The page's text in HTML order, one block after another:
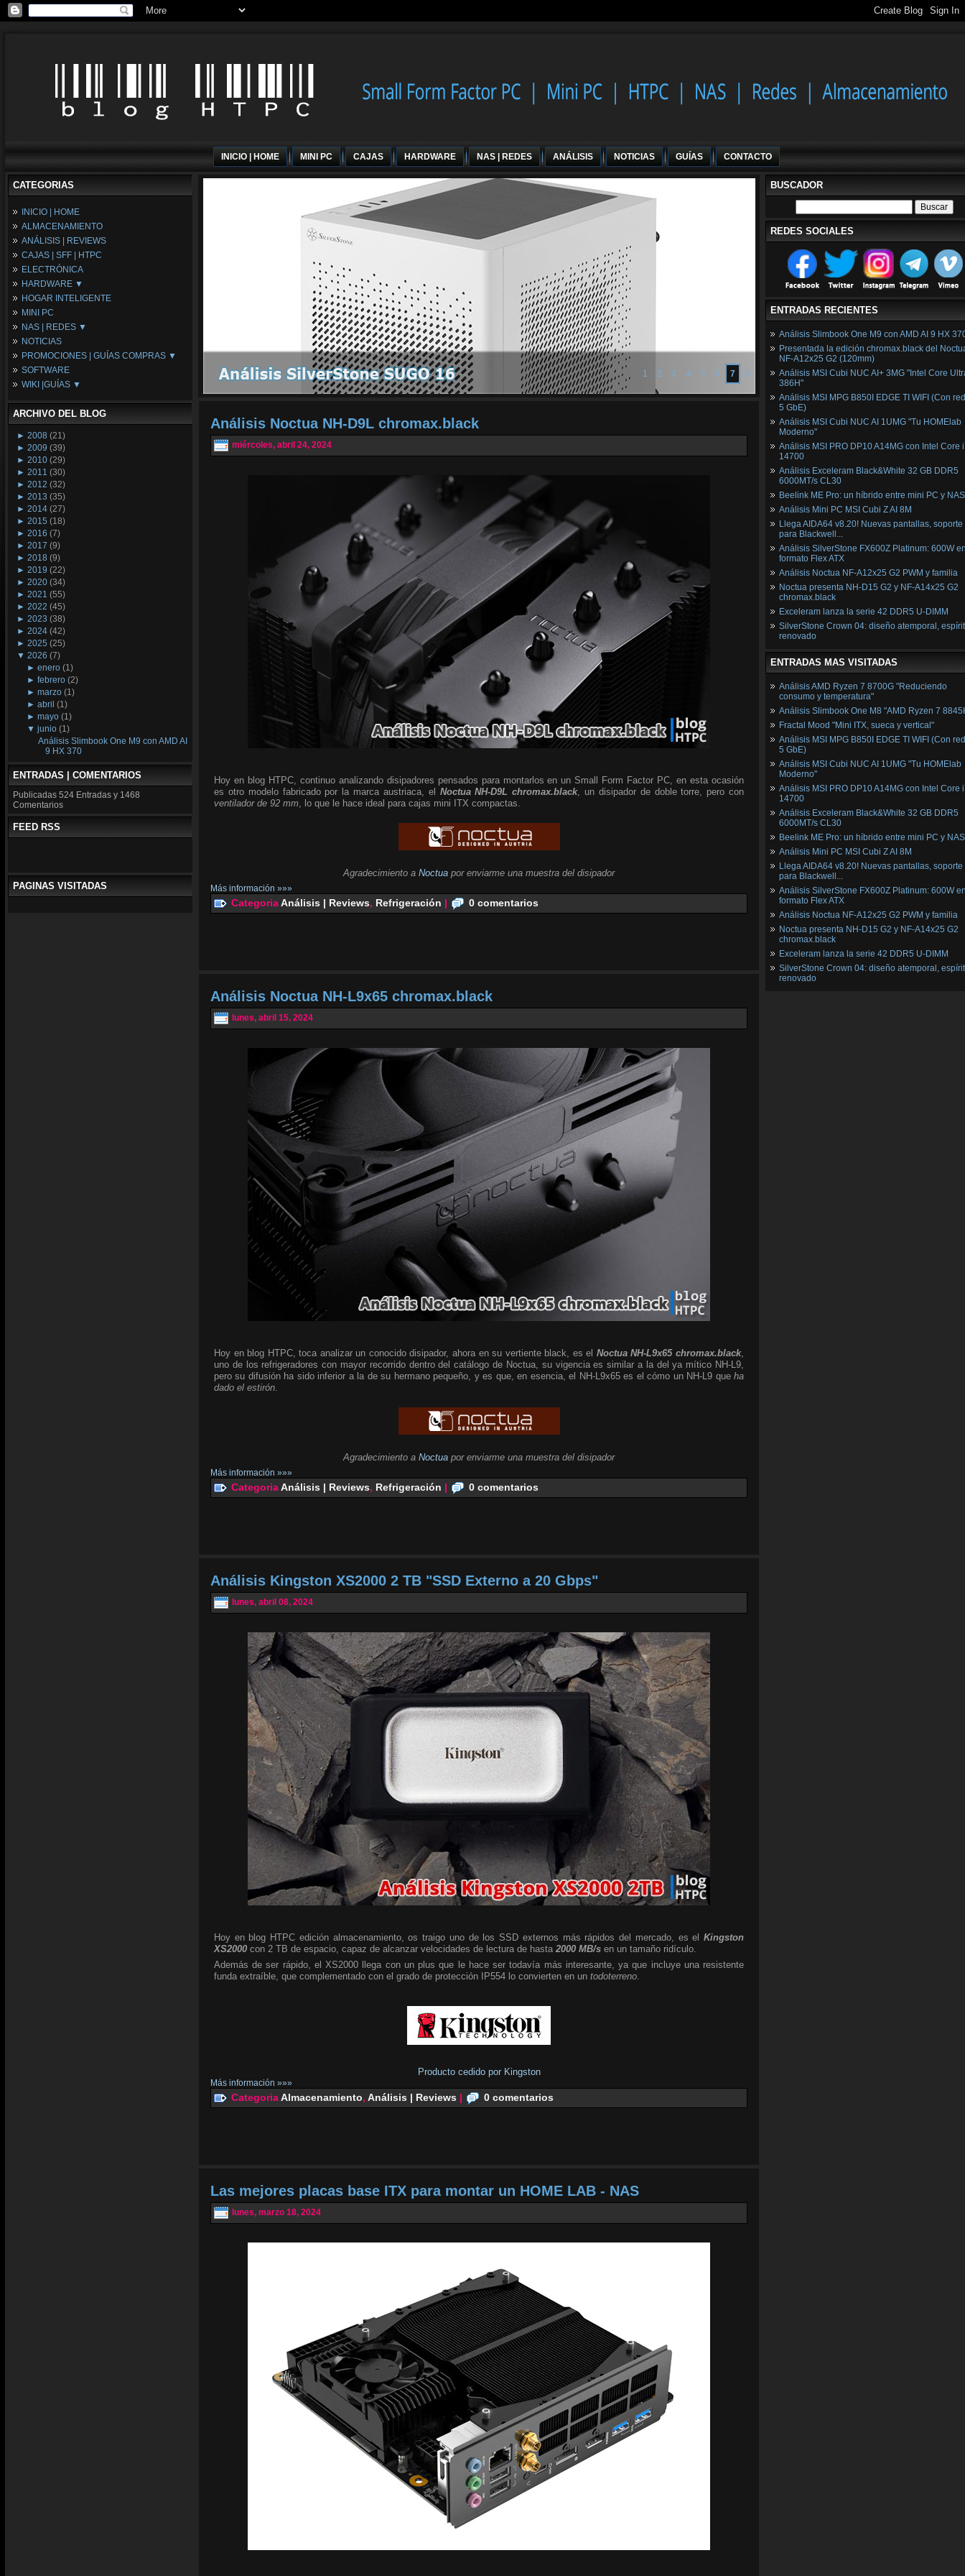
INICIO | HOME MINI PC CAJAS HARDWARE NAS | REDES ANÁLISIS NOTICIAS GUÍAS CONTACTO
CATEGORIAS
INICIO | HOME
ALMACENAMIENTO
ANÁLISIS | REVIEWS
CAJAS | SFF | HTPC
ELECTRÓNICA
HARDWARE ▼
Fuentes de Alimentación
Memória RAM
Placas Base
Procesadores
Periféricos
Refrigeración
Tarjetas Gráficas
HOGAR INTELIGENTE
MINI PC
NAS | REDES ▼
NAS
Espacio Synology
Redes
NOTICIAS
PROMOCIONES | GUÍAS COMPRAS ▼
Configuraciones Ordenadores
Guías de Compras
SOFTWARE
WIKI |GUÍAS ▼
Wikipedia
ARCHIVO DEL BLOG
► 2008 (21)
► 2009 (39)
► 2010 (29)
► 2011 (30)
► 2012 (32)
► 2013 (35)
► 2014 (27)
► 2015 (18)
► 2016 (7)
► 2017 (9)
► 2018 (9)
► 2019 (22)
► 2020 (34)
► 2021 (55)
► 2022 (45)
► 2023 (38)
► 2024 (42)
► 2025 (25)
▼ 2026 (7)
►enero (1)
►febrero (2)
►marzo (1)
►abril (1)
►mayo (1)
▼junio (1)
Análisis Slimbook One M9 con AMD AI
9 HX 370
ENTRADAS | COMENTARIOS
Publicadas 524 Entradas y 1468
Comentarios
FEED RSS
PAGINAS VISITADAS
1 2 3 4 5 6 7 8
Análisis Noctua NH-D9L chromax.black
miércoles, abril 24, 2024
Hoy en blog HTPC, continuo analizando disipadores pensados para montarlos en un Small Form Factor PC, en esta ocasión
es otro modelo fabricado por la marca austriaca, el Noctua NH-D9L chromax.black, un disipador de doble torre, pero con
ventilador de 92 mm , lo que le hace ideal para cajas mini ITX compactas.
Agradecimiento a Noctua por enviarme una muestra del disipador
Más información »»»
CategoriaAnálisis | Reviews, Refrigeración | 0 comentarios
Análisis Noctua NH-L9x65 chromax.black
lunes, abril 15, 2024
Hoy en blog HTPC, toca analizar un conocido disipador, ahora en su vertiente black, es el Noctua NH-L9x65 chromax.black,
uno de los refrigeradores con mayor recorrido dentro del catálogo de Noctua, su vigencia es similar a la del ya mítico NH-L9,
pero su difusión ha sido inferior a la de su hermano pequeño, y es que, en esencia, el NH-L9x65 es el cómo un NH-L9 que ha
dado el estirón
Agradecimiento a Noctua por enviarme una muestra del disipador
Más información »»»
CategoriaAnálisis | Reviews, Refrigeración | 0 comentarios
Análisis Kingston XS2000 2 TB "SSD Externo a 20 Gbps"
lunes, abril 08, 2024
Hoy en blog HTPC edición almacenamiento, os traigo uno de los SSD externos más rápidos del mercado, es el Kingston
XS2000 con 2 TB de espacio, capaz de alcanzar velocidades de lectura de hasta 2000 MB/s en un tamaño ridículo.
Además de ser rápido, el XS2000 llega con un plus que le hace ser todavía más interesante, ya que incluye una resistente
funda extraíble, que complementado con el grado de protección IP554 lo convierten en un todoterreno.
Producto cedido por Kingston
Más información »»»
CategoriaAlmacenamiento, Análisis | Reviews | 0 comentarios
Las mejores placas base ITX para montar un HOME LAB - NAS
lunes, marzo 18, 2024
BUSCADOR
REDES SOCIALES
ENTRADAS RECIENTES
Análisis Slimbook One M9 con AMD AI 9 HX
Presentada la edición chromax.black del
NF‑A12x25 G2 (120mm)
Análisis MSI Cubi NUC AI+ 3MG "Intel Core
386H"
Análisis MSI MPG B850I EDGE TI WIFI (Con
5 GbE)
Análisis MSI Cubi NUC AI 1UMG "Tu HOMElab
Moderno"
Análisis MSI PRO DP10 A14MG con Intel Core
14700
Análisis Exceleram Black&White 32 GB DDR5
6000MT/s CL30
Beelink ME Pro: un híbrido entre mini PC y NAS
Análisis Mini PC MSI Cubi Z AI 8M
Llega AIDA64 v8.20! Nuevas pantallas, soporte
para Blackwell...
Análisis SilverStone FX600Z Platinum: 600W
formato Flex ATX
Análisis Noctua NF-A12x25 G2 PWM y familia
Noctua presenta NH-D15 G2 y NF-A14x25 G2
chromax.black
Exceleram lanza la serie 42 DDR5 U-DIMM
SilverStone Crown 04: diseño atemporal,
renovado
ENTRADAS MAS VISITADAS
Análisis AMD Ryzen 7 8700G "Reduciendo
consumo y temperatura"
Análisis Slimbook One M8 "AMD Ryzen 7
Fractal Mood "Mini ITX, sueca y vertical"
Análisis MSI MPG B850I EDGE TI WIFI (Con
5 GbE)
Análisis MSI Cubi NUC AI 1UMG "Tu HOMElab
Moderno"
Análisis MSI PRO DP10 A14MG con Intel Core
14700
Análisis Exceleram Black&White 32 GB DDR5
6000MT/s CL30
Beelink ME Pro: un híbrido entre mini PC y NAS
Análisis Mini PC MSI Cubi Z AI 8M
Llega AIDA64 v8.20! Nuevas pantallas, soporte
para Blackwell...
Análisis SilverStone FX600Z Platinum: 600W
formato Flex ATX
Análisis Noctua NF-A12x25 G2 PWM y familia
Noctua presenta NH-D15 G2 y NF-A14x25 G2
chromax.black
Exceleram lanza la serie 42 DDR5 U-DIMM
SilverStone Crown 04: diseño atemporal,
renovado